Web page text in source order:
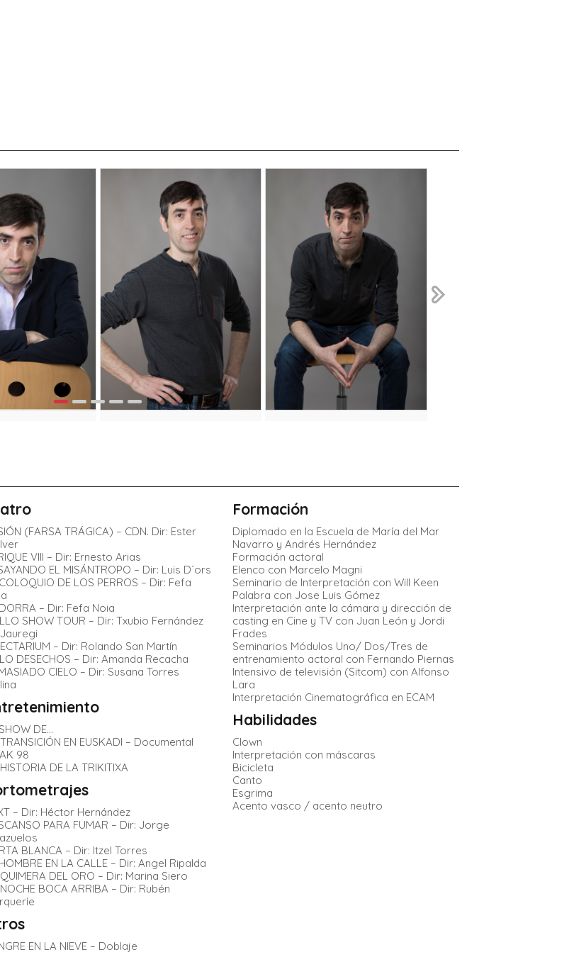
(FARSA TRÁGICA) – CDN. Dir: Ester
VIII – Dir: Ernesto Arias
EL MISÁNTROPO – Dir: Luis D´ors
DE LOS PERROS – Dir: Fefa
– Dir: Fefa Noia
SHOW TOUR – Dir: Txubio Fernández
– Dir: Rolando San Martín
DESECHOS – Dir: Amanda Recacha
CIELO – Dir: Susana Torres
DE…
EN EUSKADI – Documental
98
DE LA TRIKITIXA
– Dir: Héctor Hernández
PARA FUMAR – Dir: Jorge
BLANCA – Dir: Itzel Torres
EN LA CALLE – Dir: Angel Ripalda
DEL ORO – Dir: Marina Siero
BOCA ARRIBA – Dir: Rubén
EN LA NIEVE – Doblaje
Formación
Diplomado en la Escuela de María del Mar
Navarro y Andrés Hernández
Formación actoral
Elenco con Marcelo Magni
Seminario de Interpretación con Will Keen
Palabra con Jose Luis Gómez
Interpretación ante la cámara y dirección de
casting en Cine y TV con Juan León y Jordi
Frades
Seminarios Módulos Uno/ Dos/Tres de
entrenamiento actoral con Fernando Piernas
Intensivo de televisión (Sitcom) con Alfonso
Lara
Interpretación Cinematográfica en ECAM
Habilidades
Clown
Interpretación con máscaras
Bicicleta
Canto
Esgrima
Acento vasco / acento neutro